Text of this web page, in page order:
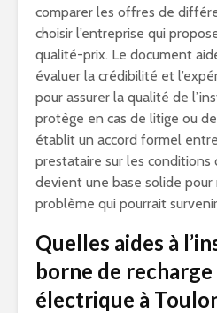
comparer les offres de
choisir l’entreprise qui
qualité-prix. Le document
évaluer la crédibilité et
pour assurer la qualité de
protège en cas de litige ou
établit un accord formel
prestataire sur les conditions
devient une base solide
problème qui pourrait
Quelles aides à
borne de
électrique à